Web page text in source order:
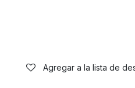
Agregar a la lista de